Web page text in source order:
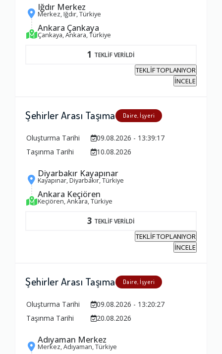
Iğdır Merkez
Merkez, Iğdır, Türkiye
Ankara Çankaya
Çankaya, Ankara, Türkiye
1 TEKLİF VERİLDİ
TEKLİF TOPLANIYOR
İNCELE
Şehirler Arası Taşıma Daire, İşyeri
Oluşturma Tarihi
09.08.2026 - 13:39:17
Taşınma Tarihi
10.08.2026
Diyarbakır Kayapınar
Kayapınar, Diyarbakır, Türkiye
Ankara Keçiören
Keçiören, Ankara, Türkiye
3 TEKLİF VERİLDİ
TEKLİF TOPLANIYOR
İNCELE
Şehirler Arası Taşıma Daire, İşyeri
Oluşturma Tarihi
09.08.2026 - 13:20:27
Taşınma Tarihi
20.08.2026
Adıyaman Merkez
Merkez, Adıyaman, Türkiye
Fiyatlandırma Dengesi